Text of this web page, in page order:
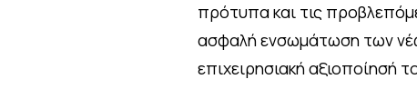
πρότυπα και τις
ασφαλή ενσωμάτωση των
επιχειρησιακή αξιοποίησή